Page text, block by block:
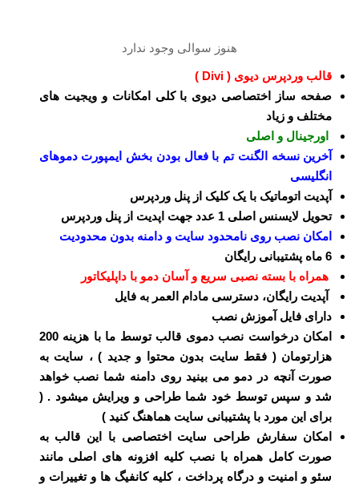
هنوز سوالی وجود ندارد
قالب وردپرس دیوی ( Divi )
صفحه ساز اختصاصی دیوی با کلی امکانات و ویجیت های
مختلف و زیاد
اورجینال و اصلی
آخرین نسخه الگنت تم با فعال بودن بخش ایمپورت دموهای
انگلیسی
آپدیت اتوماتیک با یک کلیک از پنل وردپرس
تحویل لایسنس اصلی 1 عدد جهت اپدیت از پنل وردپرس
امکان نصب روی نامحدود سایت و دامنه بدون محدودیت
6 ماه پشتیبانی رایگان
همراه با بسته نصبی سریع و آسان دمو با داپلیکاتور
آپدیت رایگان، دسترسی مادام العمر به فایل
دارای فایل آموزش نصب
امکان درخواست نصب دموی قالب توسط ما با هزینه 200
هزارتومان ( فقط سایت بدون محتوا و جدید ) ، سایت به
صورت آنچه در دمو می بینید روی دامنه شما نصب خواهد
شد و سپس توسط خود شما طراحی و ویرایش میشود . (
برای این مورد با پشتیبانی سایت هماهنگ کنید )
امکان سفارش طراحی سایت اختصاصی با این قالب به
صورت کامل همراه با نصب کلیه افزونه های اصلی مانند
سئو و امنیت و درگاه پرداخت ، کلیه کانفیگ ها و تغییرات و